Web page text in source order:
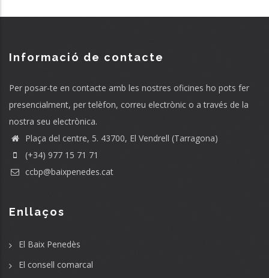
Informació de contacte
Per posar-te en contacte amb les nostres oficines ho pots fer
presencialment, per telèfon, correu electrònic o a través de la
nostra seu electrònica.
Plaça del centre, 5. 43700, El Vendrell (Tarragona)
(+34) 977 15 71 71
ccbp@baixpenedes.cat
Enllaços
El Baix Penedès
El consell comarcal